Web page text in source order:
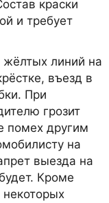
краски
и требует
линий на
въезд в
При
грозит
помех другим
на
выезда на
Кроме